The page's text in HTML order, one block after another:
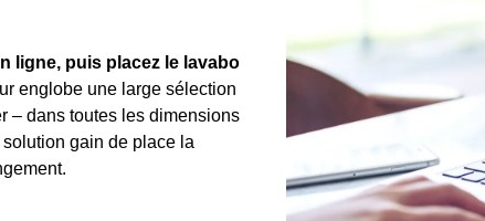
ligne, puis placez le lavabo
englobe une large sélection
– dans toutes les dimensions
solution gain de place la